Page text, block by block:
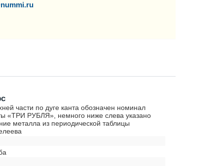
части по дуге канта обозначен номинал
«ТРИ РУБЛЯ», немного ниже слева указано
металла из периодической таблицы